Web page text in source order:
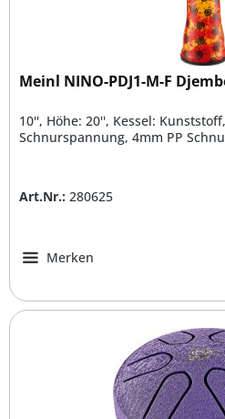
Meinl NINO-PDJ1-M-F
10'', Höhe: 20'', Kessel:
Schnurspannung, 4mm PP
Art.Nr.: 280625
Merken